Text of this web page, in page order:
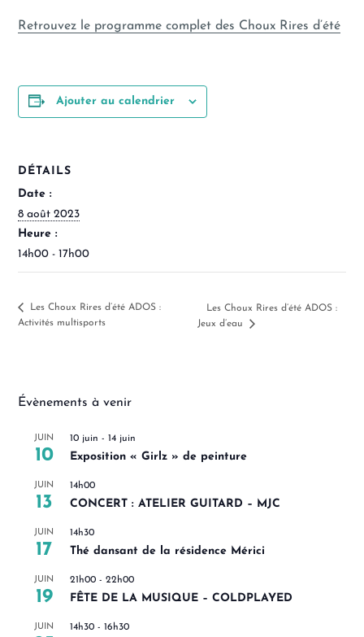
Retrouvez le programme complet des Choux Rires d’été
Ajouter au calendrier
DÉTAILS
Date :
8 août 2023
Heure :
14h00 - 17h00
Les Choux Rires d’été ADOS :
Activités multisports
Les Choux Rires d’été ADOS :
Jeux d’eau
Évènements à venir
JUIN
10
10 juin -14 juin
Exposition « Girlz » de peinture
JUIN
13
14h00
CONCERT : ATELIER GUITARD – MJC
JUIN
17
14h30
Thé dansant de la résidence Mérici
JUIN
19
21h00 -22h00
FÊTE DE LA MUSIQUE – COLDPLAYED
JUIN 14h30 -16h30